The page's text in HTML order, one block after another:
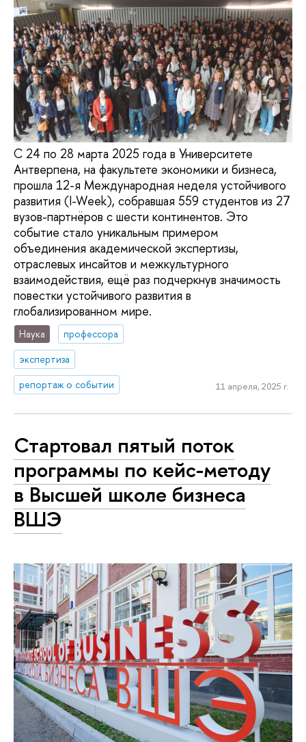
С 24 по 28 марта 2025 года в Университете
Антверпена, на факультете экономики и бизнеса,
прошла 12-я Международная неделя устойчивого
развития (I-Week), собравшая 559 студентов из 27
вузов-партнёров с шести континентов. Это
событие стало уникальным примером
объединения академической экспертизы,
отраслевых инсайтов и межкультурного
взаимодействия, ещё раз подчеркнув значимость
повестки устойчивого развития в
глобализированном мире.
Наука
профессора
экспертиза
репортаж о событии
11 апреля, 2025 г.
Стартовал пятый поток
программы по кейс-методу
в Высшей школе бизнеса
ВШЭ